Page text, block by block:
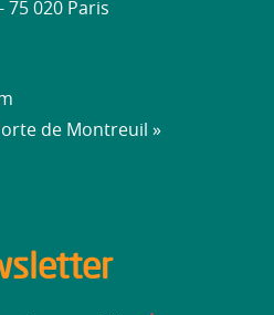
75 020 Paris
de Montreuil »